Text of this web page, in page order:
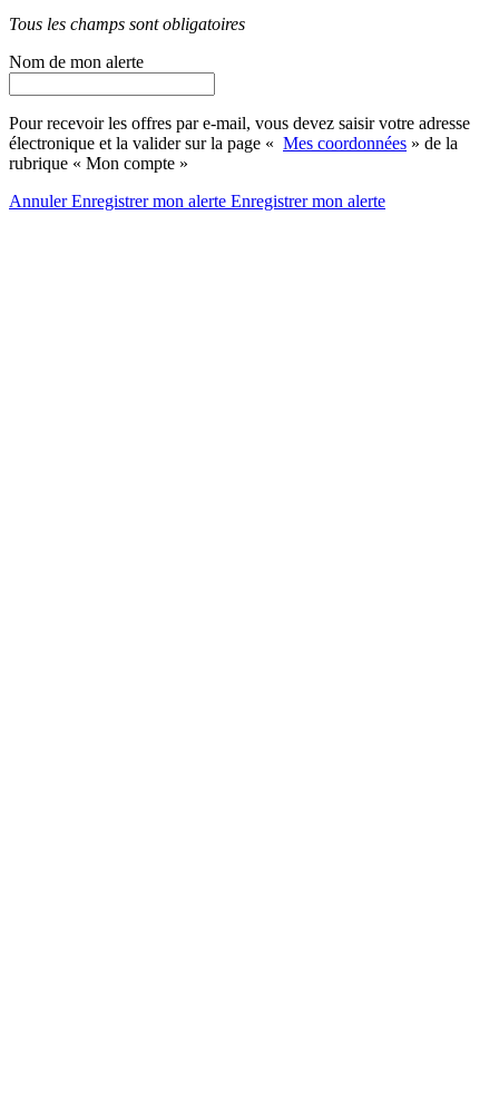
Tous les champs sont obligatoires
Nom de mon alerte
Pour recevoir les offres par e-mail, vous devez saisir votre adresse
électronique et la valider sur la page « Mes coordonnées » de la
rubrique « Mon compte »
AnnulerEnregistrer mon alerte Enregistrermon alerte